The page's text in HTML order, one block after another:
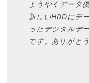
ようやくデータ
新しいHDDにデ
ったデジタルデ
です。ありがと